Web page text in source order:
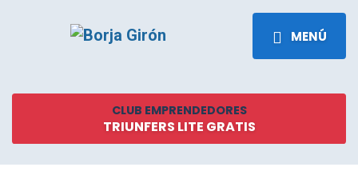
MENÚ
CLUB EMPRENDEDORES
TRIUNFERS LITE GRATIS